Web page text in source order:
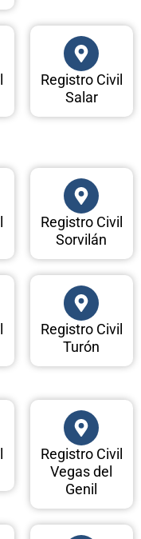
Registro Civil
Salar
Registro Civil
Sorvilán
Registro Civil
Turón
Registro Civil
Vegas del
Genil